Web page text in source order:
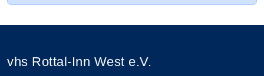
vhs Rottal-Inn West e.V.